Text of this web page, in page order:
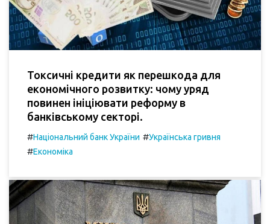
Токсичні кредити як перешкода для
економічного розвитку: чому уряд
повинен ініціювати реформу в
банківському секторі.
#Національний банк України #Українська гривня
#Економіка